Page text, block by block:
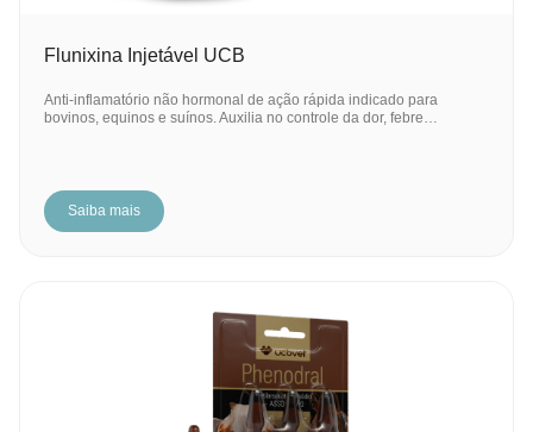
Flunixina Injetável UCB
Anti-inflamatório não hormonal de ação rápida indicado para
bovinos, equinos e suínos. Auxilia no controle da dor, febre…
Saiba mais